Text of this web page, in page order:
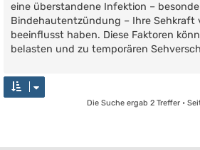
eine überstandene Infektion –
Bindehautentzündung – Ihre Sehkraft
beeinflusst haben. Diese Faktoren
belasten und zu temporären
Die Suche ergab 2 Treffer •